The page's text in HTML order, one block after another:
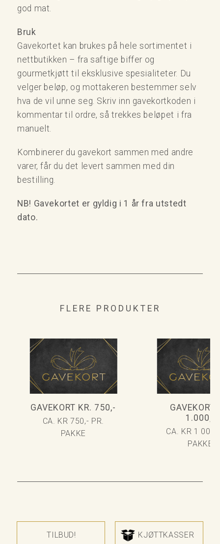
god mat.
Bruk
Gavekortet kan brukes på hele sortimentet i
nettbutikken – fra saftige biffer og
gourmetkjøtt til eksklusive spesialiteter. Du
velger beløp, og mottakeren bestemmer selv
hva de vil unne seg. Skriv inn gavekortkoden i
kommentar til ordre, så trekkes beløpet i fra
manuelt.
Kombinerer du gavekort sammen med andre
varer, får du det levert sammen med din
bestilling.
NB! Gavekortet er gyldig i 1 år fra utstedt
dato.
FLERE PRODUKTER
GAVEKORT KR. 750,-
CA. KR 750,- PR.
PAKKE
GAVEKORT
1.000,-
CA. KR 1
PAKKE
TILBUD! KJØTTKASSER